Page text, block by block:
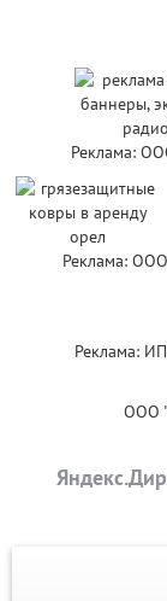
Реклама:
Реклама:
Реклама:
ООО